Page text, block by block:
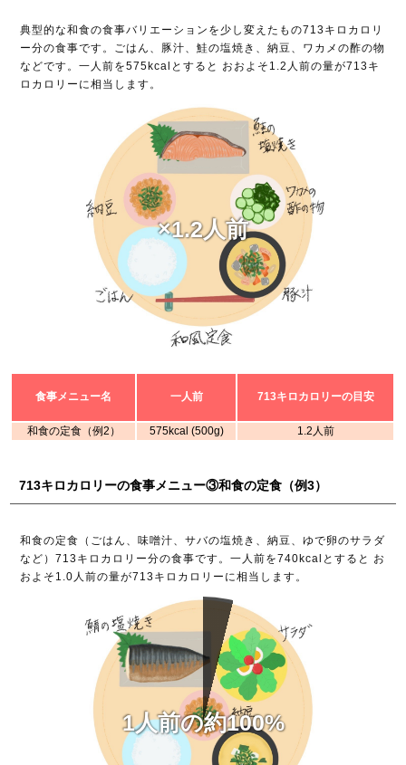
典型的な和食の食事バリエーションを少し変えたもの713キロカロリ
ー分の食事です。ごはん、豚汁、鮭の塩焼き、納豆、ワカメの酢の物
などです。一人前を575kcalとすると おおよそ1.2人前の量が713キ
ロカロリーに相当します。
×1.2人前
食事メニュー名 一人前 713キロカロリーの目安
和食の定食（例2） 575kcal (500g) 1.2人前
713キロカロリーの食事メニュー③和食の定食（例3）
和食の定食（ごはん、味噌汁、サバの塩焼き、納豆、ゆで卵のサラダ
など）713キロカロリー分の食事です。一人前を740kcalとすると お
およそ1.0人前の量が713キロカロリーに相当します。
1人前の約100%